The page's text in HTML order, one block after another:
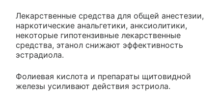
Лекарственные средства для общей анестезии,
наркотические анальгетики, анксиолитики,
некоторые гипотензивные лекарственные
средства, этанол снижают эффективность
эстрадиола.
Фолиевая кислота и препараты щитовидной
железы усиливают действия эстриола.